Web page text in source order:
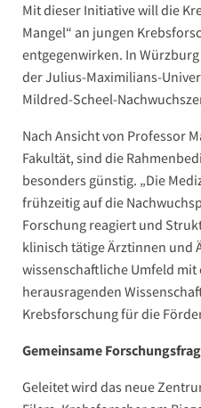
Mit dieser Initiative will die
Mangel“ an jungen
entgegenwirken. In
der Julius-Maximilians-
Mildred-Scheel-
Nach Ansicht von Professor
Fakultät, sind die
besonders günstig. „Die
frühzeitig auf die
Forschung reagiert und
klinisch tätige Ärztinnen und
wissenschaftliche Umfeld
herausragenden
Krebsforschung für die
Gemeinsame
Geleitet wird das neue